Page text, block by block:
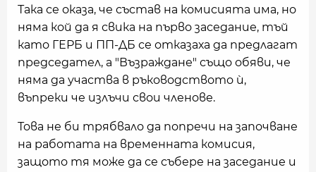
Така се оказа, че състав на комисията има, но
няма кой да я свика на първо заседание, тъй
като ГЕРБ и ПП-ДБ се отказаха да предлагат
председател, а "Възраждане" също обяви, че
няма да участва в ръководството ѝ,
въпреки че излъчи свои членове.
Това не би трябвало да попречи на започване
на работата на временната комисия,
защото тя може да се събере на заседание и